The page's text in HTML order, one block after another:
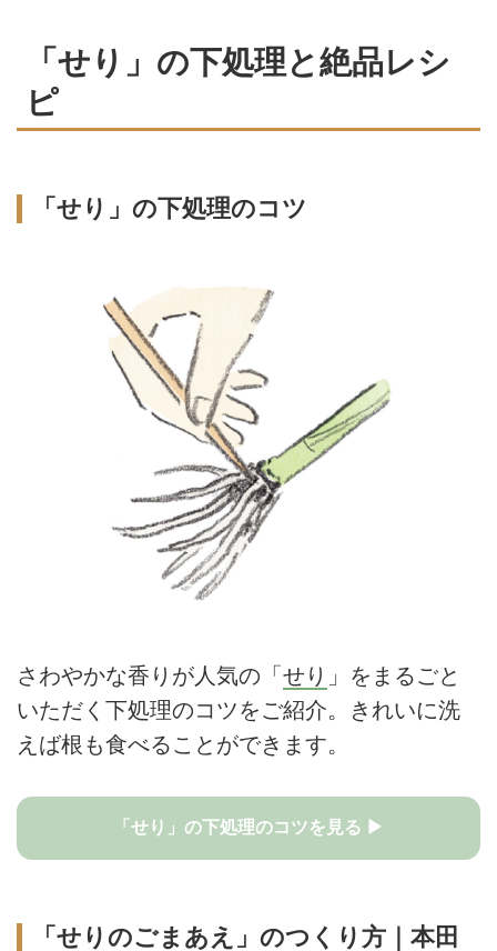
「せり」の下処理と絶品レシ
ピ
「せり」の下処理のコツ
さわやかな香りが人気の「せり 」をまるごと
いただく下処理のコツをご紹介。きれいに洗
えば根も食べることができます。
「せり」の下処理のコツを見る ▶
「せりのごまあえ」のつくり方｜本田